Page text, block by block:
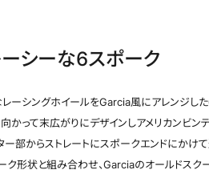
ーシーな6スポーク
ーシングホイールをGarcia風にアレンジし
向かって末広がりにデザインしアメリカンビン
ー部からストレートにスポークエンドにかけ
ク形状と組み合わせ、Garciaのオールドスク